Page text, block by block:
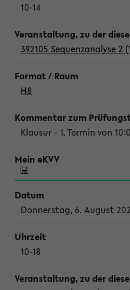
10-14
392105 Sequenzanalyse 2
H8
Klausur - 1. Termin von
Donnerstag, 6. August
10-18